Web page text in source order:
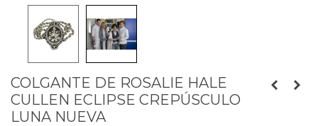
COLGANTE DE ROSALIE HALE
CULLEN ECLIPSE CREPÚSCULO
LUNA NUEVA